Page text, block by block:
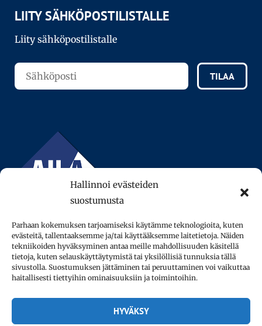
Hallinnoi evästeiden
suostumusta
Parhaan kokemuksen tarjoamiseksi käytämme teknologioita, kuten
evästeitä, tallentaaksemme ja/tai käyttääksemme laitetietoja. Näiden
tekniikoiden hyväksyminen antaa meille mahdollisuuden käsitellä
tietoja, kuten selauskäyttäytymistä tai yksilöllisiä tunnuksia tällä
sivustolla. Suostumuksen jättäminen tai peruuttaminen voi vaikuttaa
haitallisesti tiettyihin ominaisuuksiin ja toimintoihin.
HYVÄKSY
LIITY SÄHKÖPOSTILISTALLE
Liity sähköpostilistalle
TILAA
© 2013–2026 AFinLA ry.
Tietosuojaseloste
Saavutettavuus­seloste